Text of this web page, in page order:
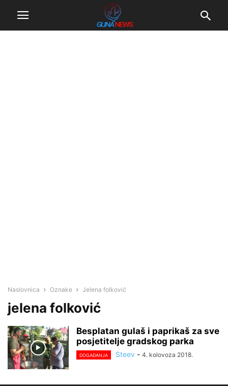
Naslovnica Oznake Jelena folković
jelena folković
Besplatan gulaš i paprikaš za sve
posjetitelje gradskog parka
DOGAĐANJA Steev - 4. kolovoza 2018.